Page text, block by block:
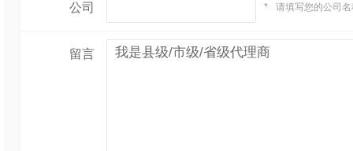
公司 * 请填写您的公司
留言